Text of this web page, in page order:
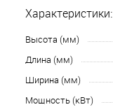
Характеристики:
Высота (мм)
Длина (мм)
Ширина (мм)
Мощность (кВт)